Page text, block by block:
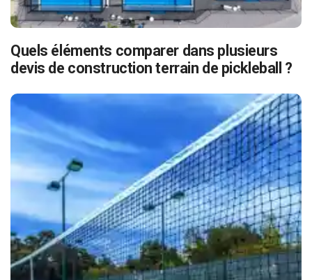
Quels éléments comparer dans plusieurs
devis de construction terrain de pickleball ?